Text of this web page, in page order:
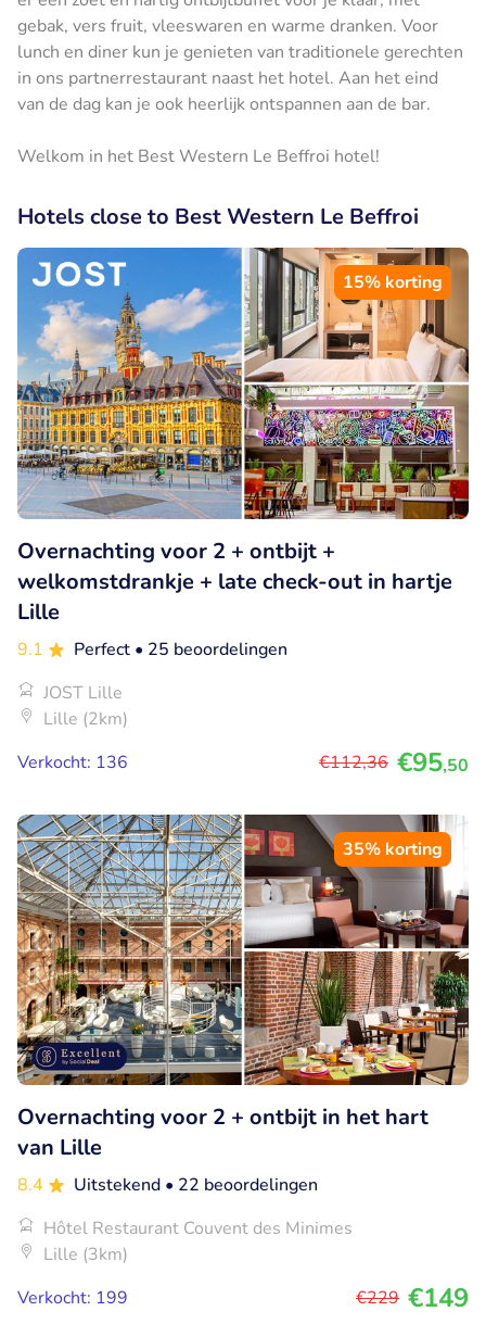
gebak, vers fruit, vleeswaren en warme dranken. Voor
lunch en diner kun je genieten van traditionele gerechten
in ons partnerrestaurant naast het hotel. Aan het eind
van de dag kan je ook heerlijk ontspannen aan de bar.
Welkom in het Best Western Le Beffroi hotel!
Hotels close to Best Western Le Beffroi
15% korting
Overnachting voor 2 + ontbijt +
welkomstdrankje + late check-out in hartje
Lille
9.1 Perfect • 25 beoordelingen
JOST Lille
Lille (2km)
Verkocht: 136
€112,36 €95,50
35% korting
Overnachting voor 2 + ontbijt in het hart
van Lille
8.4 Uitstekend • 22 beoordelingen
Hôtel Restaurant Couvent des Minimes
Lille (3km)
Verkocht: 199
€229 €149